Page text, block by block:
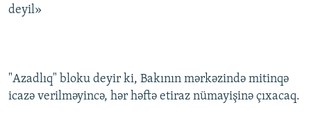
MULTIMEDIA
İNFOQRAFIKA
AZƏRBAYCAN ƏDƏBIYYATI KITABXANASI
MISSIYAMIZ
BIZI IZLƏ
deyil»
"Azadlıq" bloku deyir ki, Bakının mərkəzində mitinqə
icazə verilməyincə, hər həftə etiraz nümayişinə çıxacaq.